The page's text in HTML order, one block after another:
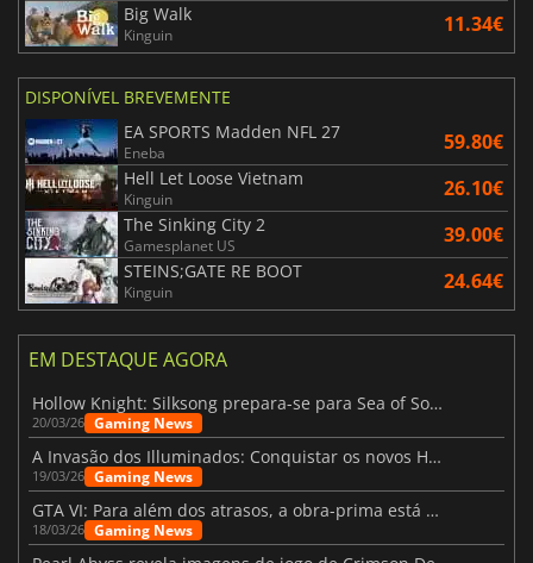
Big Walk
Kinguin 11.34€
DISPONÍVEL BREVEMENTE
EA SPORTS Madden NFL 27
Eneba 59.80€
Hell Let Loose Vietnam
Kinguin 26.10€
The Sinking City 2
Gamesplanet US 39.00€
STEINS;GATE RE BOOT
Kinguin 24.64€
EM DESTAQUE AGORA
Hollow Knight: Silksong prepara-se para Sea of Sorrow com um patch
20/03/26 Gaming News
A Invasão dos Illuminados: Conquistar os novos Helldivers 2 Atualização!
19/03/26 Gaming News
GTA VI: Para além dos atrasos, a obra-prima está quase a chegar
18/03/26 Gaming News